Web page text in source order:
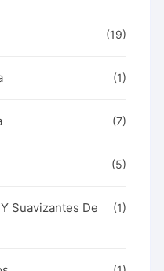
(19)
(1)
(7)
(5)
Suavizantes De
(1)